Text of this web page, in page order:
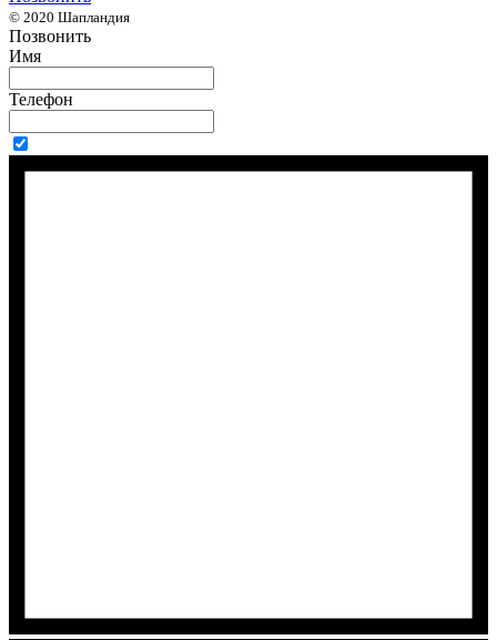
© 2020 Шапландия
Позвонить
Имя
Телефон